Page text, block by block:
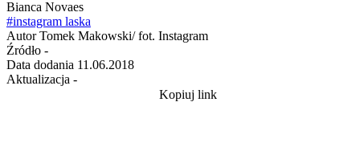
Bianca Novaes
#instagram laska
Autor Tomek Makowski/ fot. Instagram
Źródło -
Data dodania 11.06.2018
Aktualizacja -
Kopiuj link